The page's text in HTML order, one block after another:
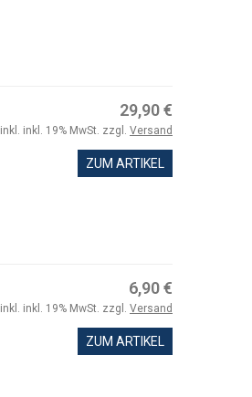
29,90 €
inkl. inkl. 19% MwSt. zzgl. Versand
ZUM ARTIKEL
6,90 €
inkl. inkl. 19% MwSt. zzgl. Versand
ZUM ARTIKEL